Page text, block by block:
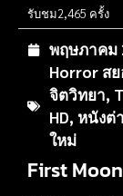
รับชม2,465 ครั้ง
พฤษภาคม
Horror ส
จิตวิทยา,
HD, หนังต่
ใหม่
First